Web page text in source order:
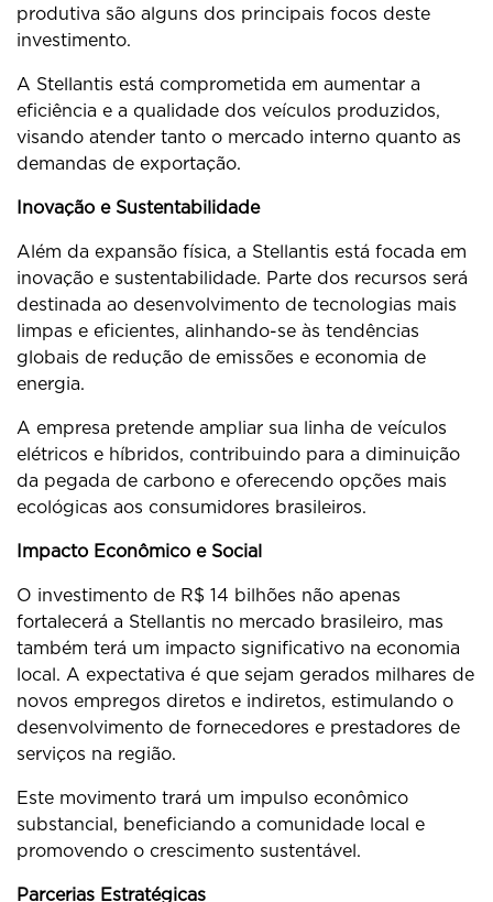
produtiva são alguns dos principais focos deste
investimento.
A Stellantis está comprometida em aumentar a
eficiência e a qualidade dos veículos produzidos,
visando atender tanto o mercado interno quanto as
demandas de exportação.
Inovação e Sustentabilidade
Além da expansão física, a Stellantis está focada em
inovação e sustentabilidade. Parte dos recursos será
destinada ao desenvolvimento de tecnologias mais
limpas e eficientes, alinhando-se às tendências
globais de redução de emissões e economia de
energia.
A empresa pretende ampliar sua linha de veículos
elétricos e híbridos, contribuindo para a diminuição
da pegada de carbono e oferecendo opções mais
ecológicas aos consumidores brasileiros.
Impacto Econômico e Social
O investimento de R$ 14 bilhões não apenas
fortalecerá a Stellantis no mercado brasileiro, mas
também terá um impacto significativo na economia
local. A expectativa é que sejam gerados milhares de
novos empregos diretos e indiretos, estimulando o
desenvolvimento de fornecedores e prestadores de
serviços na região.
Este movimento trará um impulso econômico
substancial, beneficiando a comunidade local e
promovendo o crescimento sustentável.
Parcerias Estratégicas